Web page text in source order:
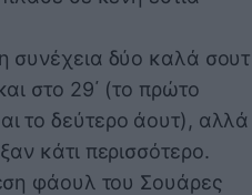
συνέχεια δύο καλά σουτ
στο 29΄ (το πρώτο
το δεύτερο άουτ), αλλά
κάτι περισσότερο.
φάουλ του Σουάρες